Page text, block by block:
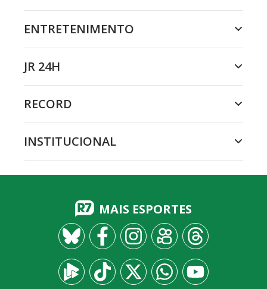
ENTRETENIMENTO
JR 24H
RECORD
INSTITUCIONAL
MAIS ESPORTES